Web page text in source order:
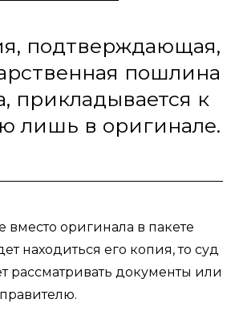
подтверждающая,
пошлина
прикладывается к
лишь в оригинале.
оригинала в пакете
находиться его копия, то суд
рассматривать документы или